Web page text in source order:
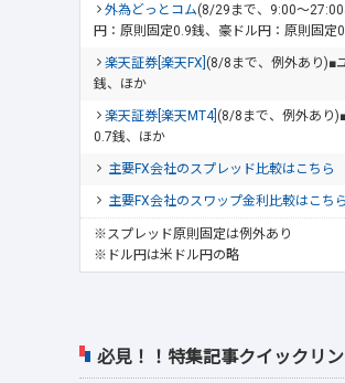
外為どっとコム(8/29まで、9:00～
円：原則固定0.9銭、豪ドル円：原則固定
楽天証券[楽天FX] (8/8まで、例外あり)■
銭、ほか
楽天証券[楽天MT4] (8/8まで、例外あり
0.7銭、ほか
主要FX会社のスプレッド比較はこちら
主要FX会社のスワップ金利比較はこちら
※スプレッド原則固定は例外あり
※ドル円は米ドル円の略
必見！！特集記事クイックリ